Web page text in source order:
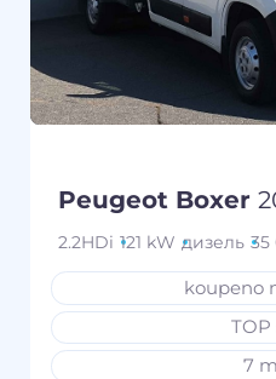
Peugeot Boxer
2.2HDi 121 kW дизель 35
koupeno
TOP
7